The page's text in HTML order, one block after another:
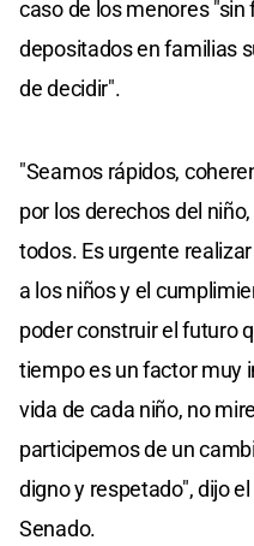
caso de los menores
depositados en familias
de decidir".
"Seamos rápidos,
por los derechos del
todos. Es urgente
a los niños y el
poder construir el futuro
tiempo es un factor muy
vida de cada niño, no
participemos de un
digno y respetado", dijo
Senado.